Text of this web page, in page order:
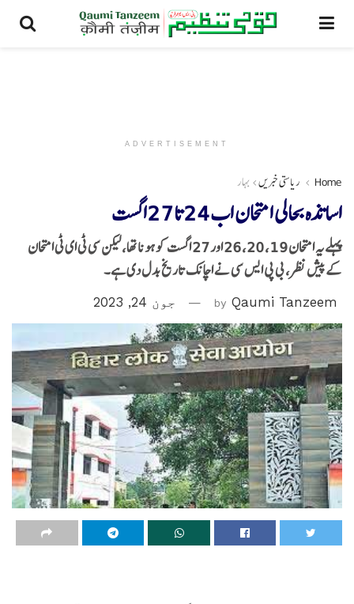
ADVERTISEMENT
Home ریاستی خبریں بہار
اساتذہ بحالی امتحان اب 24تا27اگست
پہلے یہ امتحان 19، 20، 26 اور 27 اگست کو ہونا تھا، لیکن سی ٹی ای ٹی امتحان
کے پیش نظر، بی پی ایس سی نے اچانک تاریخ بدل دی ہے۔
by Qaumi Tanzeem جون 24, 2023